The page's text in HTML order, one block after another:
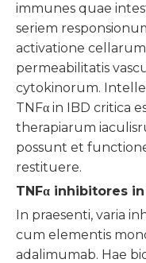
immunes quae
seriem
activatione
permeabilitatis
cytokinorum.
TNFα in IBD critica
therapiarum
possunt et
restituere.
TNFα inhibitores
In praesenti, varia
cum elementis
adalimumab. Hae